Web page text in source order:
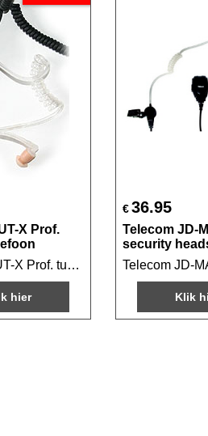
X Prof.
Telecom AUT-X Prof. tube oortelefoon
hier
€36.95
Telecom JD-
security
Klik